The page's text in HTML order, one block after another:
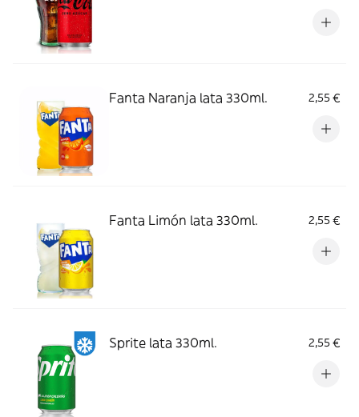
Fanta Naranja lata 330ml. 2,55 €
Fanta Limón lata 330ml. 2,55 €
Sprite lata 330ml. 2,55 €